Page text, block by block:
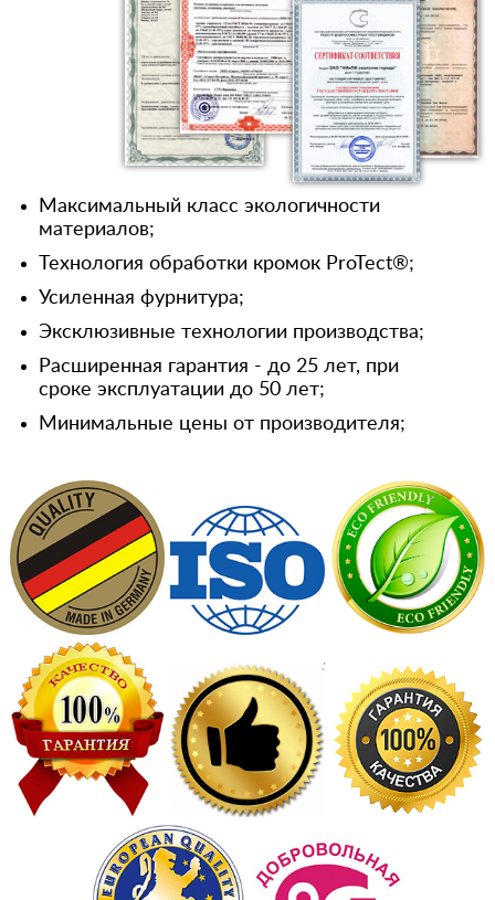
Максимальный класс экологичности
материалов;
Технология обработки кромок ProTect®;
Усиленная фурнитура;
Эксклюзивные технологии производства;
Расширенная гарантия - до 25 лет, при
сроке эксплуатации до 50 лет;
Минимальные цены от производителя;